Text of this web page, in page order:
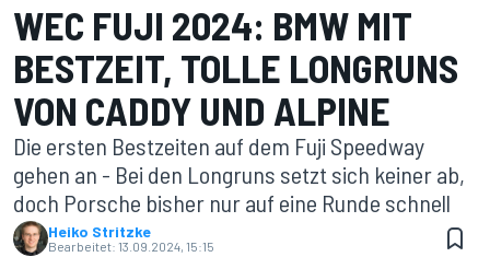
WEC FUJI 2024: BMW MIT
BESTZEIT, TOLLE LONGRUNS
VON CADDY UND ALPINE
Die ersten Bestzeiten auf dem Fuji Speedway
gehen an - Bei den Longruns setzt sich keiner ab,
doch Porsche bisher nur auf eine Runde schnell
Heiko Stritzke
Bearbeitet: 13.09.2024, 15:15